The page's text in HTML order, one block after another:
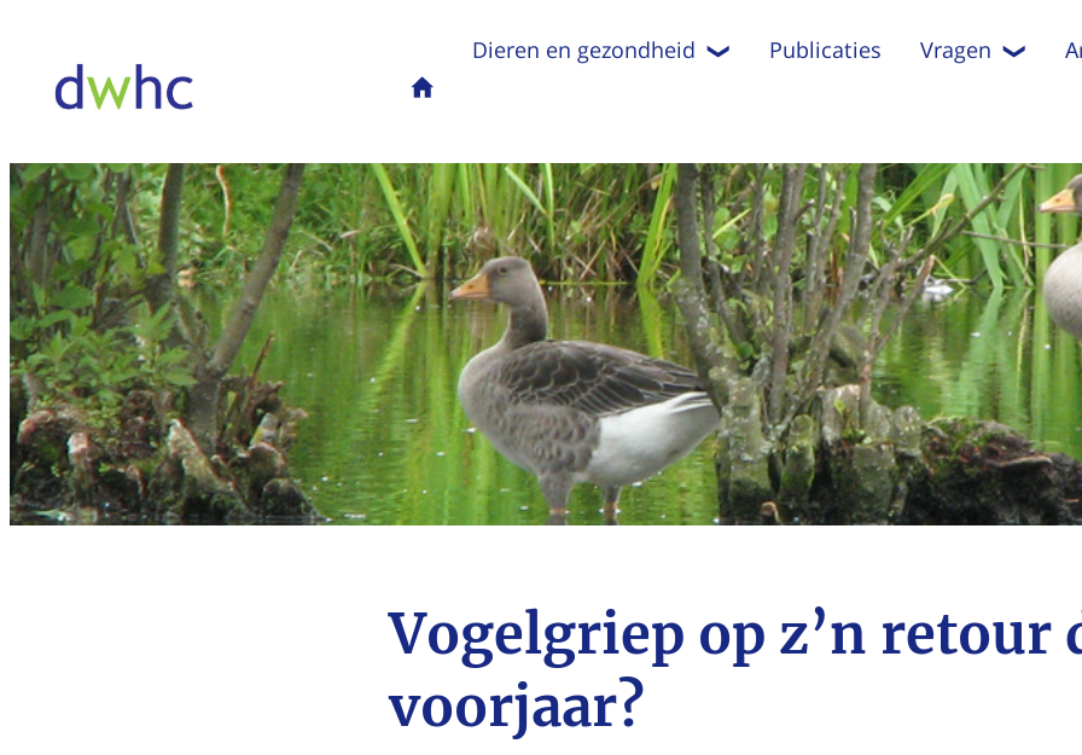
Dieren en gezondheid Publicaties Vragen
Vogelgriep op z’n retour
voorjaar?